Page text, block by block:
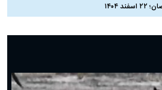
۱۴۰۴